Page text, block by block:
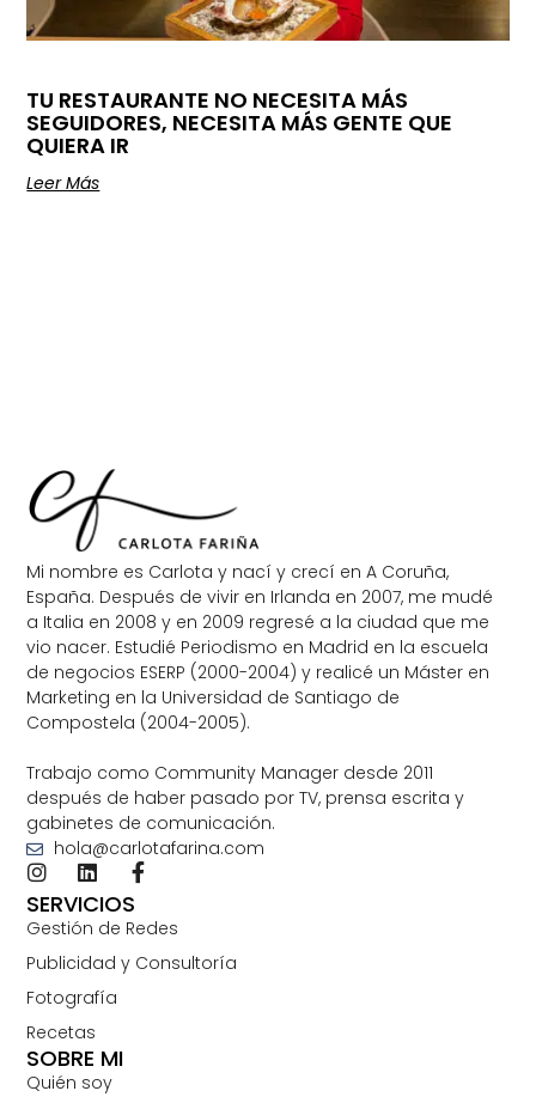
TU RESTAURANTE NO NECESITA MÁS
SEGUIDORES, NECESITA MÁS GENTE QUE
QUIERA IR
Leer Más
Mi nombre es Carlota y nací y crecí en A Coruña,
España. Después de vivir en Irlanda en 2007, me mudé
a Italia en 2008 y en 2009 regresé a la ciudad que me
vio nacer. Estudié Periodismo en Madrid en la escuela
de negocios ESERP (2000-2004) y realicé un Máster en
Marketing en la Universidad de Santiago de
Compostela (2004-2005).
Trabajo como Community Manager desde 2011
después de haber pasado por TV, prensa escrita y
gabinetes de comunicación.
hola@carlotafarina.com
SOBRE MI
Quién soy
SERVICIOS
Gestión de Redes
Publicidad y Consultoría
Fotografía
Recetas